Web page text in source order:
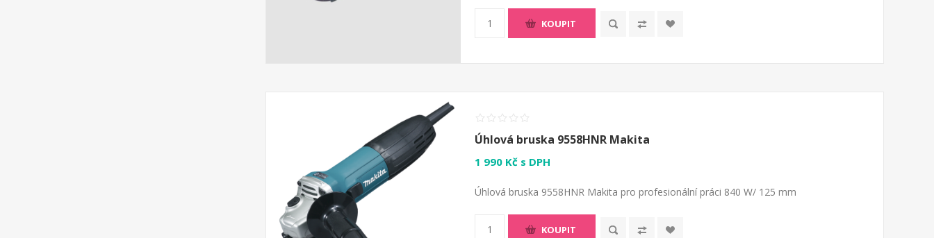
KOUPIT
Úhlová bruska 9558HNR Makita
1 990 Kč s DPH
Úhlová bruska 9558HNR Makita pro profesionální práci 840 W/ 125 mm
KOUPIT